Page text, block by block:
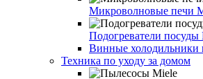
Микроволновые печи
Подогреватели посуды
Винные холодильники
Техника по уходу за домом